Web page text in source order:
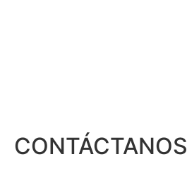
CONTÁCTANOS